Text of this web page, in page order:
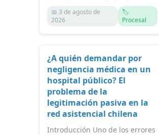
📅 3 de agosto de
2026
🏷️
Procesal
¿A quién demandar por
negligencia médica en un
hospital público? El
problema de la
legitimación pasiva en la
red asistencial chilena
Introducción Uno de los errores